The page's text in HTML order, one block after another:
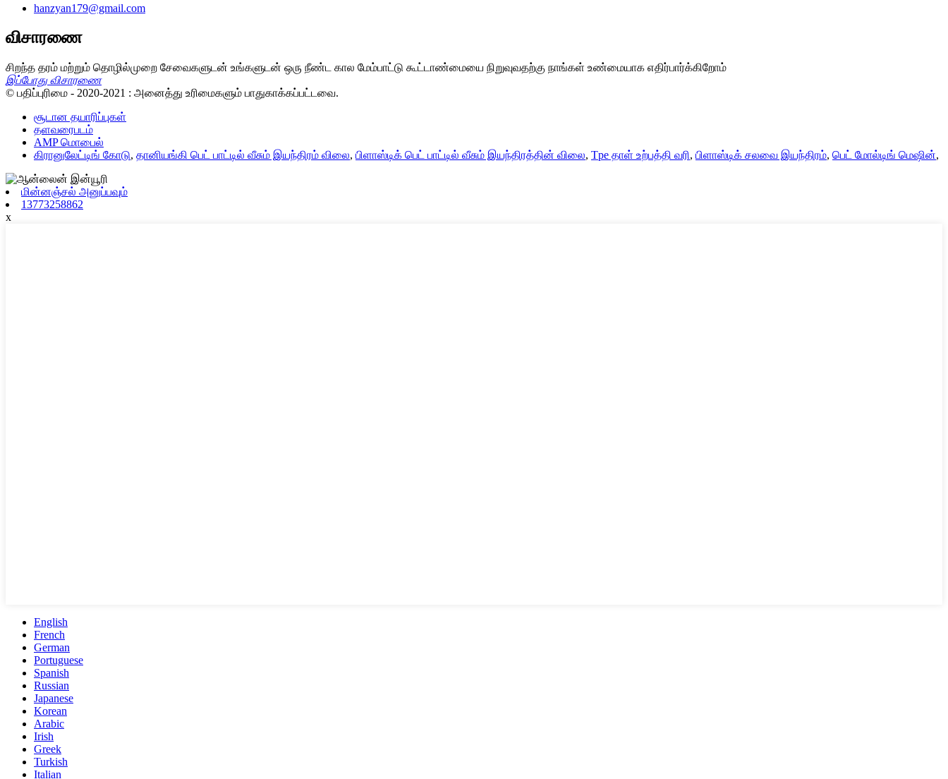
hanzyan179@gmail.com
விசாரணை
சிறந்த தரம் மற்றும் தொழில்முறை சேவைகளுடன் உங்களுடன் ஒரு நீண்ட கால மேம்பாட்டு கூட்டாண்மையை நிறுவுவதற்கு நாங்கள் உண்மையாக எதிர்பார்க்கிறோம்
இப்போது விசாரணை
© பதிப்புரிமை - 2020-2021 : அனைத்து உரிமைகளும் பாதுகாக்கப்பட்டவை.
சூடான தயாரிப்புகள்
தளவரைபடம்
AMP மொபைல்
கிரானுலேட்டிங் கோடு, தானியங்கி பெட் பாட்டில் வீசும் இயந்திரம் விலை, பிளாஸ்டிக் பெட் பாட்டில் வீசும் இயந்திரத்தின் விலை, Tpe தாள் உற்பத்தி வரி, பிளாஸ்டிக் சலவை இயந்திரம், பெட் மோல்டிங் மெஷின்,
மின்னஞ்சல் அனுப்பவும்
13773258862
x
English
French
German
Portuguese
Spanish
Russian
Japanese
Korean
Arabic
Irish
Greek
Turkish
Italian